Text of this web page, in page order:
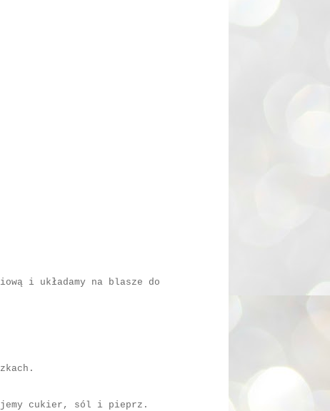
i układamy na blasze do
cukier, sól i pieprz.